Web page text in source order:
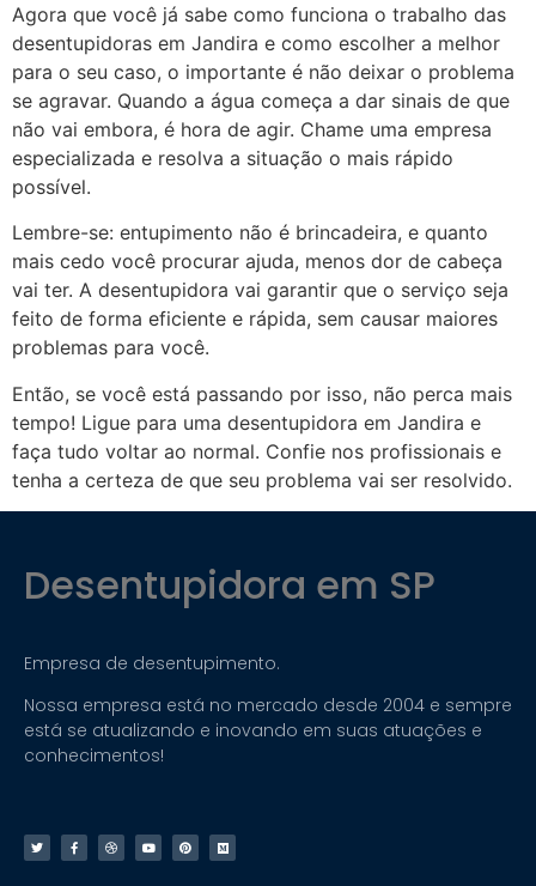
Agora que você já sabe como funciona o trabalho das
desentupidoras em Jandira e como escolher a melhor
para o seu caso, o importante é não deixar o problema
se agravar. Quando a água começa a dar sinais de que
não vai embora, é hora de agir. Chame uma empresa
especializada e resolva a situação o mais rápido
possível.
Lembre-se: entupimento não é brincadeira, e quanto
mais cedo você procurar ajuda, menos dor de cabeça
vai ter. A desentupidora vai garantir que o serviço seja
feito de forma eficiente e rápida, sem causar maiores
problemas para você.
Então, se você está passando por isso, não perca mais
tempo! Ligue para uma desentupidora em Jandira e
faça tudo voltar ao normal. Confie nos profissionais e
tenha a certeza de que seu problema vai ser resolvido.
Desentupidora em SP
Empresa de desentupimento.
Nossa empresa está no mercado desde 2004 e sempre
está se atualizando e inovando em suas atuações e
conhecimentos!